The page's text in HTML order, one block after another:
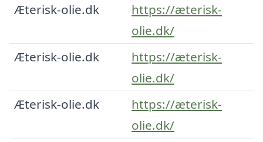
Æterisk-olie.dk
https://æterisk-
olie.dk/
Æterisk-olie.dk
https://æterisk-
olie.dk/
Æterisk-olie.dk
https://æterisk-
olie.dk/